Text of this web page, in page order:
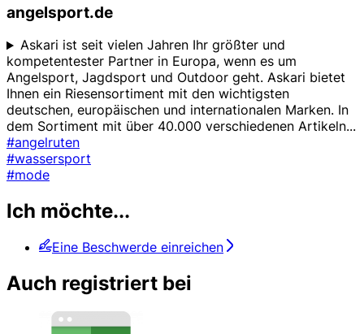
angelsport.de
Askari ist seit vielen Jahren Ihr größter und
kompetentester Partner in Europa, wenn es um
Angelsport, Jagdsport und Outdoor geht. Askari bietet
Ihnen ein Riesensortiment mit den wichtigsten
deutschen, europäischen und internationalen Marken. In
dem Sortiment mit über 40.000 verschiedenen Artikeln...
#angelruten
#wassersport
#mode
Ich möchte...
Eine Beschwerde einreichen
Auch registriert bei